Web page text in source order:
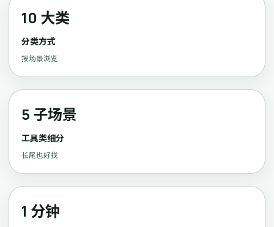
10 大类
分类方式
按场景浏览
5 子场景
工具类细分
长尾也好找
1 分钟